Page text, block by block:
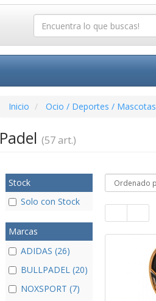
Inicio Ocio / Deportes / Mascotas
Padel (57 art.)
Stock
Solo con Stock
Marcas
ADIDAS (26)
BULLPADEL (20)
NOXSPORT (7)